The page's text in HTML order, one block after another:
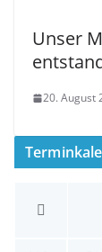
Unser
20. August